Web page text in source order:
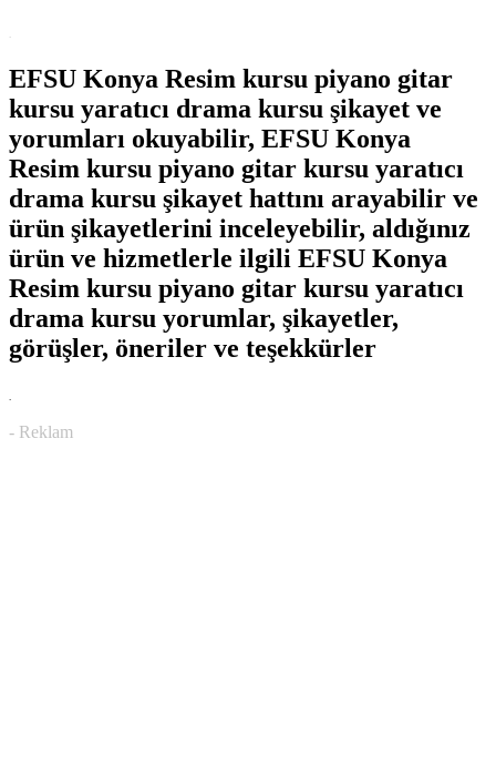
EFSU Konya Resim kursu piyano gitar
kursu yaratıcı drama kursu şikayet ve
yorumları okuyabilir, EFSU Konya
Resim kursu piyano gitar kursu yaratıcı
drama kursu şikayet hattını arayabilir ve
ürün şikayetlerini inceleyebilir, aldığınız
ürün ve hizmetlerle ilgili EFSU Konya
Resim kursu piyano gitar kursu yaratıcı
drama kursu yorumlar, şikayetler,
görüşler, öneriler ve teşekkürler
.
- Reklam